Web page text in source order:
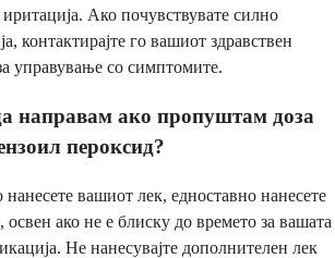
Ако почувствувате силно
контактирајте го вашиот здравствен
управување со симптомите.
направам ако пропуштам доза
пероксид?
нанесете вашиот лек, едноставно нанесете
освен ако не е блиску до времето за вашата
Не нанесувајте дополнителен лек